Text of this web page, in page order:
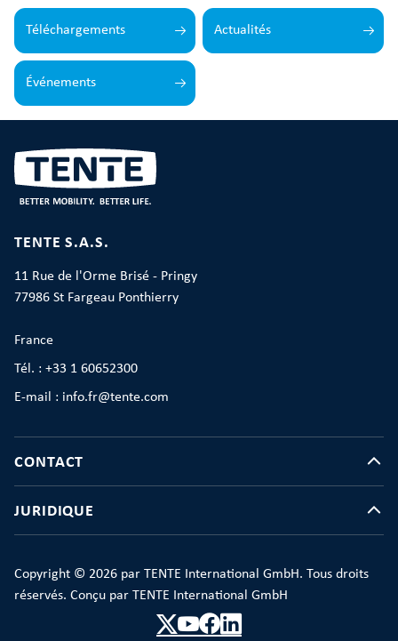
Téléchargements Actualités
Événements
TENTE S.A.S.
11 Rue de l'Orme Brisé - Pringy
77986 St Fargeau Ponthierry
France
Tél. : +33 1 60652300
E-mail : info.fr@tente.com
CONTACT
JURIDIQUE
Copyright © 2026 par TENTE International GmbH. Tous droits
réservés. Conçu par TENTE International GmbH